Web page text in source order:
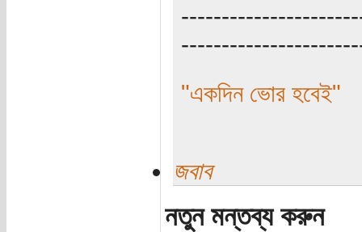
"একদিন ভোর হবেই"
জবাব
নতুন মন্তব্য করুন